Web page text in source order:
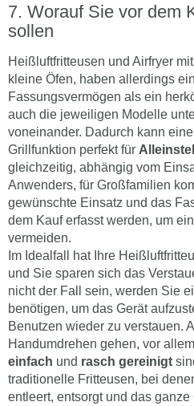
Worauf Sie vor dem
sollen
Heißluftfritteusen und Airfryer
kleine Öfen, haben allerdings
Fassungsvermögen als ein
auch die jeweiligen Modelle
voneinander. Dadurch kann
Grillfunktion perfekt für
gleichzeitig, abhängig vom
Anwenders, für Großfamilien
gewünschte Einsatz und das
dem Kauf erfasst werden, um
vermeiden.
Im Idealfall hat Ihre
und Sie sparen sich das
nicht der Fall sein, werden Sie
benötigen, um das Gerät
Benutzen wieder zu verstauen.
Handumdrehen gehen, vor
einfach und rasch gereinigt
traditionelle Fritteusen, bei
entleert, entsorgt und das